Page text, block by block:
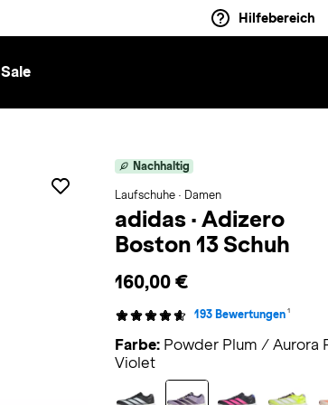
Hilfebereich
Sale
Nachhaltig
Laufschuhe · Damen
adidas · Adizero
Boston 13 Schuh
160,00 €
193 Bewertungen 1
Farbe: Powder Plum / Aurora
Violet